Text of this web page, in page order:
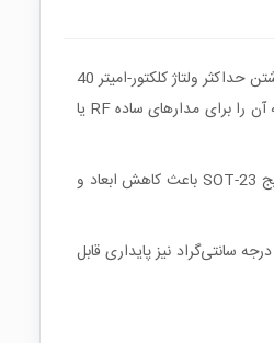
MMBT3904 یک ترانزیستور NPN از سری خانواده 3904 است که به‌صورت ترانزیستور سیگنال کوچک برای کاربردهای تقویتی و سوئیچینگ با توان محدود طراحی می‌شود. این قطعه با داشتن حداکثر ولتاژ کلکتور-امیتر 40
ولت و حداکثر جریان کلکتور 200 میلی‌آمپر، در مدارهایی به‌کار می‌رود که نیاز به بهره جریان و پاسخ فرکانسی مناسب دارند. فرکانس گذار مشخص‌شده برای این مدل 150 مگاهرتز است که آن را برای مدارهای ساده RF یا
ولتاژهای مرزی کلکتور-بیس 60 ولت و امیتر-بیس 6 ولت نیز نشان می‌دهد این ترانزیستور برای مدارهای ولتاژ پایین تا متوسط قابل استفاده است، به‌شرط رعایت جریان و توان مجاز. پکیج SOT-23 باعث کاهش ابعاد و
از این ترانزیستور معمولاً در مدارهای تقویت‌کننده کوچک، درایورهای سبک، نوسان‌سازها و مدارهای سوئیچینگ منطقی با بار محدود استفاده می‌شود. وجود دمای اتصال (Junction) تا 150 درجه سانتی‌گراد نیز پایداری قابل